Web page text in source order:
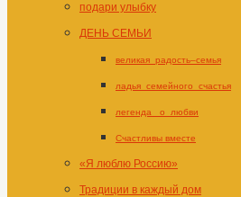
подари улыбку
ДЕНЬ СЕМЬИ
великая_радость–семья
ладья_семейного_счастья
легенда _о_любви
Счастливы вместе
«Я люблю Россию»
Традиции в каждый дом